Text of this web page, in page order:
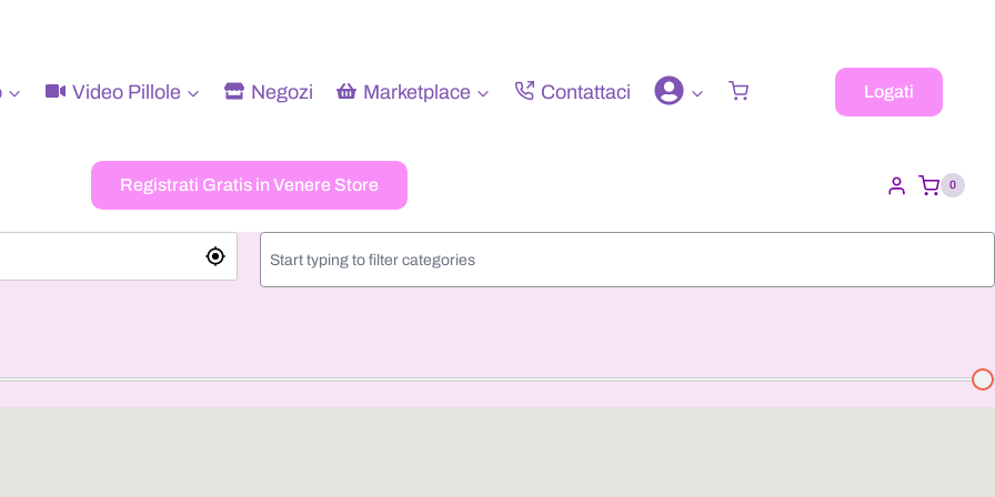
Video Pillole Negozi Marketplace Contattaci Logati
Registrati Gratis in Venere Store 0